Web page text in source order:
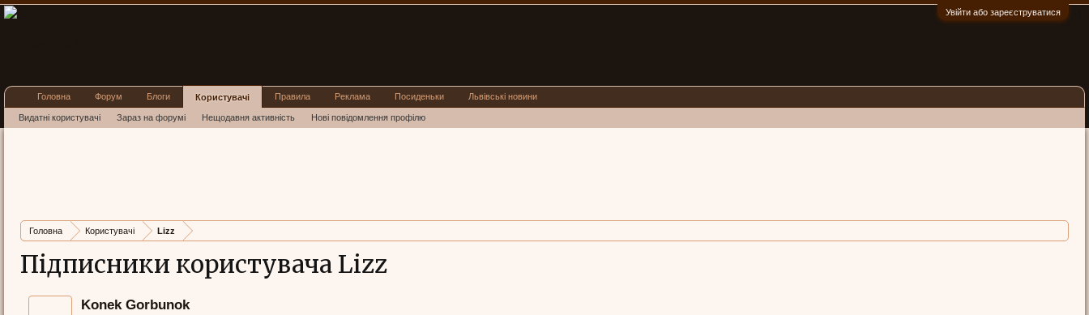
Увійти або зареєструватися
Головна Користувачі Lizz
Підписники користувача Lizz
Konek Gorbunok
Головна Форум Блоги Користувачі
Видатні користувачі Зараз на форумі Нещодавня активність Нові повідомлення профілю
Правила Реклама Посиденьки Львівські новини